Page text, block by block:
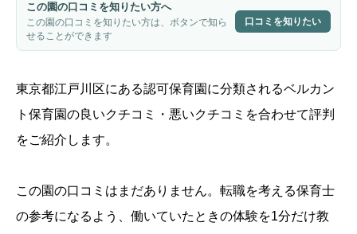
この園の口コミを知りたい方へ
この園の口コミを知りたい方は、ボタンで知ら
せることができます
口コミを知りたい
東京都江戸川区にある認可保育園に分類されるベルカン
ト保育園の良いクチコミ・悪いクチコミを合わせて評判
をご紹介します。
この園の口コミはまだありません。転職を考える保育士
の参考になるよう、働いていたときの体験を1分だけ教